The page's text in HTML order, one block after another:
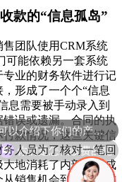
款的“信息孤岛”
团队使用CRM系统
可能依赖另一套系统
业的财务软件进行记
形成了一个个“信息
息需要被手动录入到
误或遗漏。合同的执
款情况，这些关键信
人员为了核对一笔回
地消耗了内部沟通成
销售机会到回款完成
你们是怎么收费的呢